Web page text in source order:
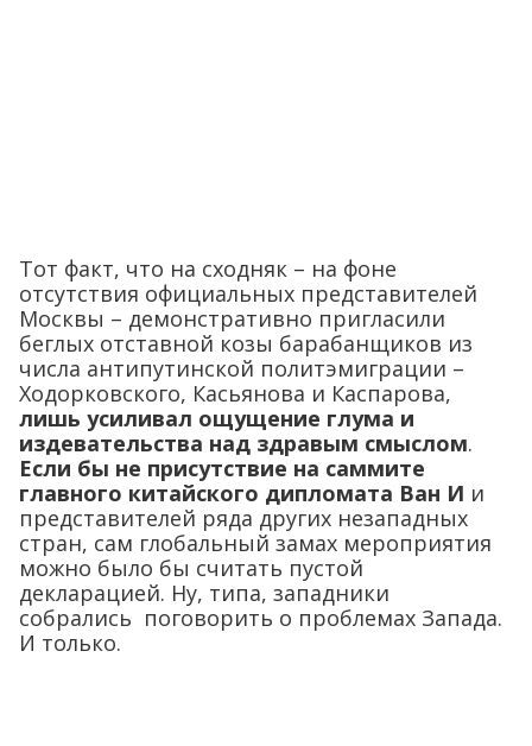
Тот факт, что на сходняк – на фоне
отсутствия официальных представителей
Москвы – демонстративно пригласили
беглых отставной козы барабанщиков из
числа антипутинской политэмиграции –
Ходорковского, Касьянова и Каспарова,
лишь усиливал ощущение глума и
издевательства над здравым смыслом.
Если бы не присутствие на саммите
главного китайского дипломата Ван И и
представителей ряда других незападных
стран, сам глобальный замах мероприятия
можно было бы считать пустой
декларацией. Ну, типа, западники
собрались поговорить о проблемах Запада.
И только.